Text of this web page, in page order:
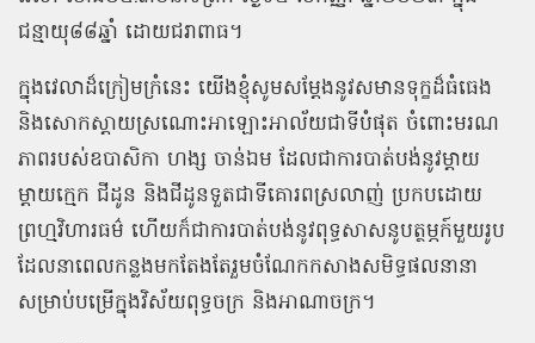
ជន្មាយុ៨៨ឆ្នាំ ដោយជរាពាធ។
ក្នុងវេលាដ៏ក្រៀមក្រំនេះ យើងខ្ញុំសូមសម្តែងនូវសមានទុក្ខដ៏ធំធេង
និងសោកស្តាយស្រណោះអាឡោះអាល័យជាទីបំផុត ចំពោះមរណ
ភាពរបស់ឧបាសិកា ហង្ស ចាន់ឯម ដែលជាការបាត់បង់នូវម្តាយ
ម្តាយក្មេក ជីដូន និងជីដូនទួតជាទីគោរពស្រលាញ់ ប្រកបដោយ
ព្រហ្មវិហារធម៌ ហើយក៏ជាការបាត់បង់នូវពុទ្ធសាសនូបត្ថម្ភក៍មួយរូប
ដែលនាពេលកន្លងមកតែងតែរួមចំណែកកសាងសមិទ្ធផលនានា
សម្រាប់បម្រើក្នុងវិស័យពុទ្ធចក្រ និងអាណាចក្រ។